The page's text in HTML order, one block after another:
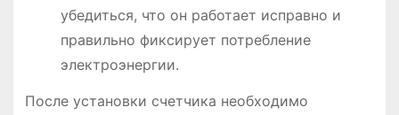
убедиться, что он работает исправно и
правильно фиксирует потребление
электроэнергии.
После установки счетчика необходимо